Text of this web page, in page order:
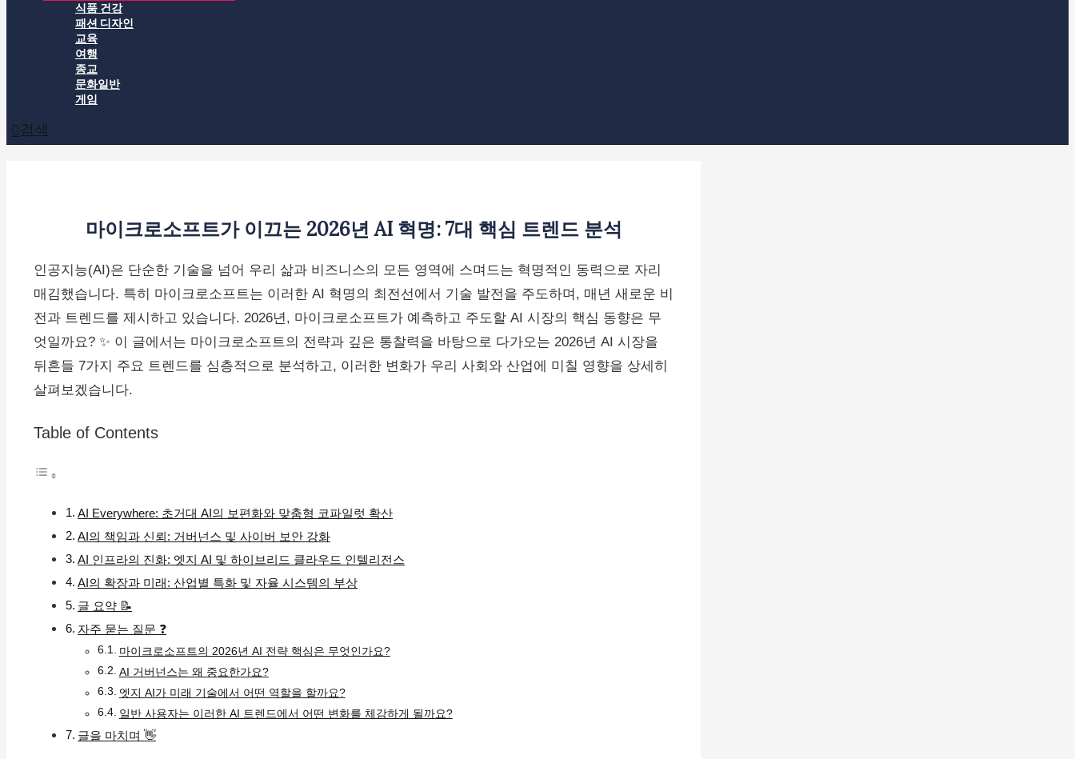
식품 건강
패션 디자인
교육
여행
종교
문화일반
게임
검색
마이크로소프트가 이끄는 2026년 AI 혁명: 7대 핵심 트렌드 분석
인공지능(AI)은 단순한 기술을 넘어 우리 삶과 비즈니스의 모든 영역에 스며드는 혁명적인 동력으로 자리
매김했습니다. 특히 마이크로소프트는 이러한 AI 혁명의 최전선에서 기술 발전을 주도하며, 매년 새로운 비
전과 트렌드를 제시하고 있습니다. 2026년, 마이크로소프트가 예측하고 주도할 AI 시장의 핵심 동향은 무
엇일까요? ✨ 이 글에서는 마이크로소프트의 전략과 깊은 통찰력을 바탕으로 다가오는 2026년 AI 시장을
뒤흔들 7가지 주요 트렌드를 심층적으로 분석하고, 이러한 변화가 우리 사회와 산업에 미칠 영향을 상세히
살펴보겠습니다.
Table of Contents
AI Everywhere: 초거대 AI의 보편화와 맞춤형 코파일럿 확산
AI의 책임과 신뢰: 거버넌스 및 사이버 보안 강화
AI 인프라의 진화: 엣지 AI 및 하이브리드 클라우드 인텔리전스
AI의 확장과 미래: 산업별 특화 및 자율 시스템의 부상
글 요약 📝
자주 묻는 질문 ❓
마이크로소프트의 2026년 AI 전략 핵심은 무엇인가요?
AI 거버넌스는 왜 중요한가요?
엣지 AI가 미래 기술에서 어떤 역할을 할까요?
일반 사용자는 이러한 AI 트렌드에서 어떤 변화를 체감하게 될까요?
글을 마치며 👋